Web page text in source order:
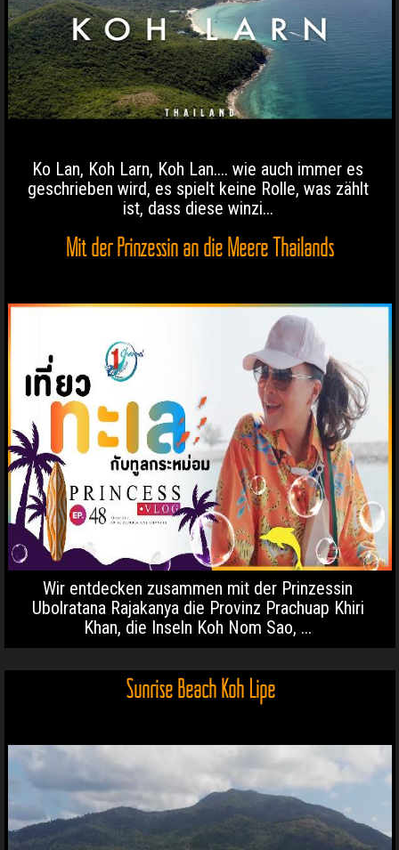
Ko Lan, Koh Larn, Koh Lan.... wie auch immer es
geschrieben wird, es spielt keine Rolle, was zählt
ist, dass diese winzi...
Mit der Prinzessin an die Meere Thailands
Wir entdecken zusammen mit der Prinzessin
Ubolratana Rajakanya die Provinz Prachuap Khiri
Khan, die Inseln Koh Nom Sao, ...
Sunrise Beach Koh Lipe